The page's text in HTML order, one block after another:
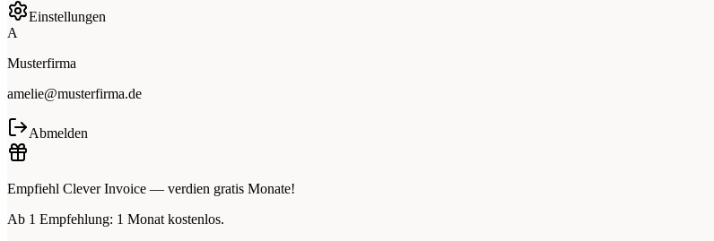
Einstellungen
A
Musterfirma
amelie@musterfirma.de
Abmelden
Empfiehl Clever Invoice — verdien gratis Monate!
Ab 1 Empfehlung: 1 Monat kostenlos.